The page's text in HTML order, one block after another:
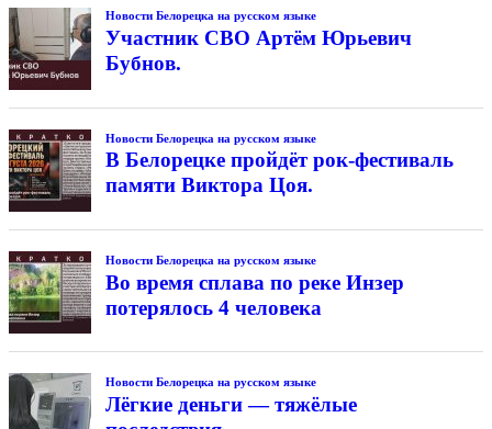
Новости Белорецка на русском языке
Участник СВО Артём Юрьевич
Бубнов.
Новости Белорецка на русском языке
В Белорецке пройдёт рок-фестиваль
памяти Виктора Цоя.
Новости Белорецка на русском языке
Во время сплава по реке Инзер
потерялось 4 человека
Новости Белорецка на русском языке
Лёгкие деньги — тяжёлые